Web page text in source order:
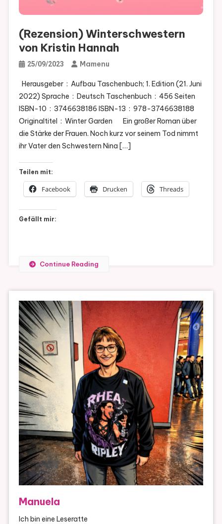
(Rezension) Winterschwestern
von Kristin Hannah
25/09/2023 Mamenu
Herausgeber ‏ : ‎ Aufbau Taschenbuch; 1. Edition (21. Juni
2022) Sprache ‏ : ‎ Deutsch Taschenbuch ‏ : ‎ 456 Seiten
ISBN-10 ‏ : ‎ 3746638186 ISBN-13 ‏ : ‎ 978-3746638188
Originaltitel ‏ : ‎ Winter Garden Ein großer Roman über
die Stärke der Frauen. Noch kurz vor seinem Tod nimmt
ihr Vater den Schwestern Nina […]
Teilen mit:
Facebook Drucken Threads
Gefällt mir:
Continue Reading
Manuela
Ich bin eine Leseratte